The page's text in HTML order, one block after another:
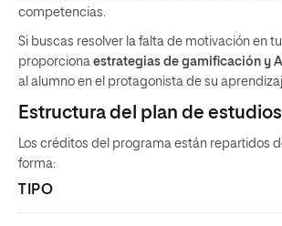
competencias.
Si buscas resolver la falta de motivación en
proporciona estrategias de gamificación y
al alumno en el protagonista de su
Estructura del plan de estudios
Los créditos del programa están repartidos
forma:
TIPO